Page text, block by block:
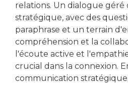
relations. Un dialogue géré
stratégique, avec des
paraphrase et un terrain
compréhension et la
l'écoute active et
crucial dans la connexion.
communication